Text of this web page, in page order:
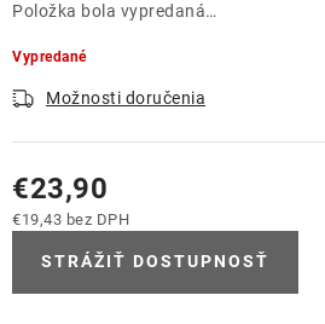
Položka bola vypredaná…
Vypredané
Možnosti doručenia
€23,90
€19,43 bez DPH
STRÁŽIŤ DOSTUPNOSŤ